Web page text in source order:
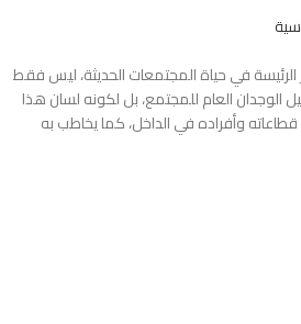
الرئيسة في حياة المجتمعات الحديثة، ليس فقط
العام للمجتمع، بل لكونه لسان هذا
وأفراده في الداخل، كما يخاطب به